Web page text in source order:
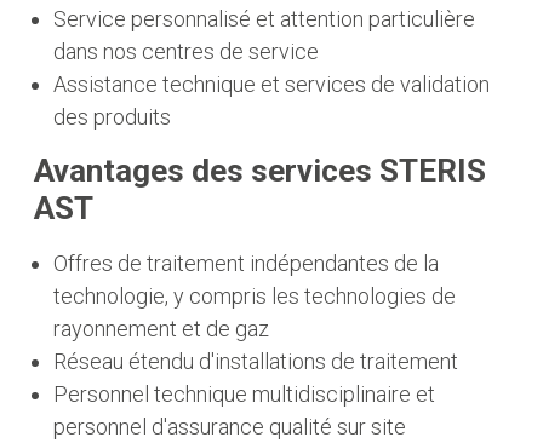
Service personnalisé et attention particulière
dans nos centres de service
Assistance technique et services de validation
des produits
Avantages des services STERIS
AST
Offres de traitement indépendantes de la
technologie, y compris les technologies de
rayonnement et de gaz
Réseau étendu d'installations de traitement
Personnel technique multidisciplinaire et
personnel d'assurance qualité sur site